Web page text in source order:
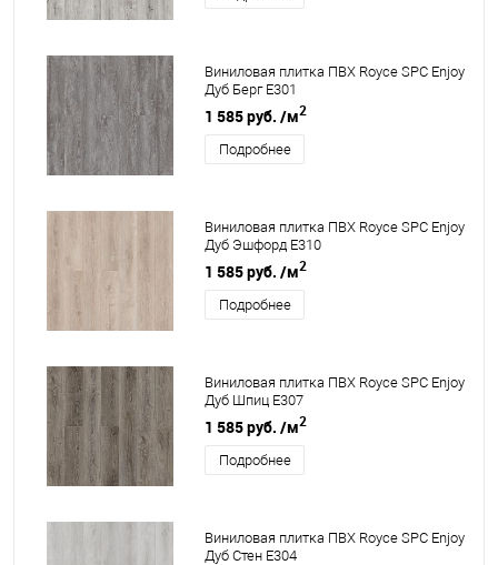
Виниловая плитка ПВХ Royce SPC Enjoy
Дуб Берг Е301
1 585 руб. /м2
Подробнее
Виниловая плитка ПВХ Royce SPC Enjoy
Дуб Эшфорд Е310
1 585 руб. /м2
Подробнее
Виниловая плитка ПВХ Royce SPC Enjoy
Дуб Шпиц Е307
1 585 руб. /м2
Подробнее
Виниловая плитка ПВХ Royce SPC Enjoy
Дуб Стен Е304